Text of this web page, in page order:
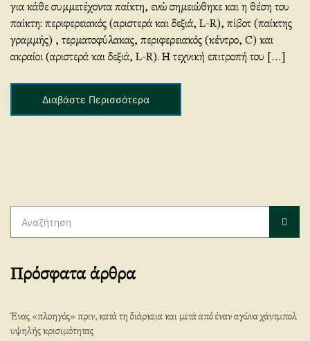
male
athletes
for
the
the
για κάθε συμμετέχοντα παίκτη, ενώ σημειώθηκε και η θέση του
παίκτη: περιφερειακός (αριστερά και δεξιά, L-R), πίβοτ (παίκτης
γραμμής) , τερματοφύλακας, περιφερειακός (κέντρο, C) και
ακραίοι (αριστερά και δεξιά, L-R). Η τεχνική επιτροπή του […]
Διαβάστε Περισσότερα
Αναζήτηση
για:
Πρόσφατα άρθρα
Ένας «πλοηγός» πριν, κατά τη διάρκεια και μετά από έναν αγώνα χάντμπολ
υψηλής κρισιμότητας